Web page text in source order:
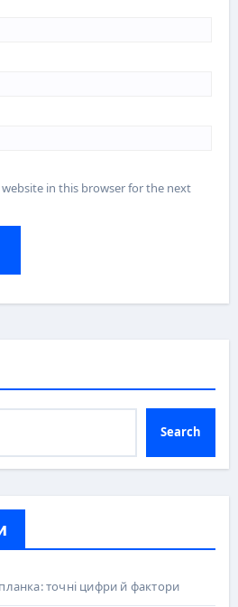
website in this browser for the next
Search
точні цифри й фактори